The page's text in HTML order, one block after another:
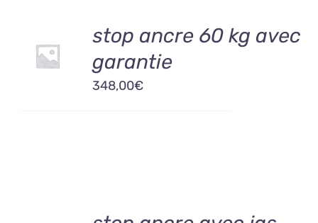
AU
PANIER
stop ancre 60 kg avec
garantie
348,00€